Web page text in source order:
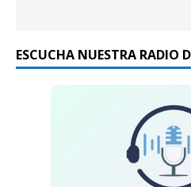
ESCUCHA NUESTRA RADIO